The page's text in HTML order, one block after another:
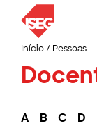
Início/ Pessoas
A B C D